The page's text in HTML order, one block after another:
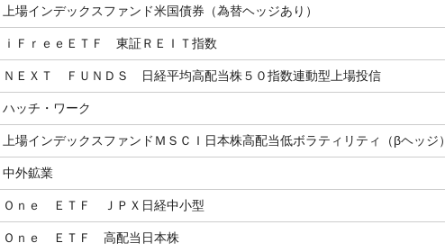
上場インデックスファンド米国債券（為替ヘッジあり）
ｉＦｒｅｅＥＴＦ 東証ＲＥＩＴ指数
ＮＥＸＴ ＦＵＮＤＳ 日経平均高配当株５０指数連動型上場投信
ハッチ・ワーク
上場インデックスファンドＭＳＣＩ日本株高配当低ボラティリティ（βヘッジ）
中外鉱業
Ｏｎｅ ＥＴＦ ＪＰＸ日経中小型
Ｏｎｅ ＥＴＦ 高配当日本株